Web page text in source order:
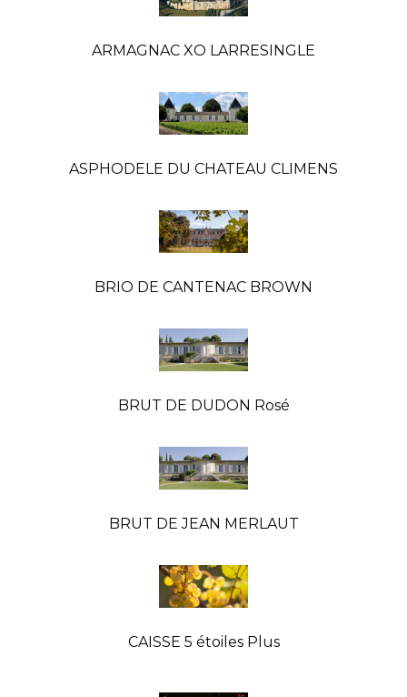
ARMAGNAC XO LARRESINGLE
ASPHODELE DU CHATEAU CLIMENS
BRIO DE CANTENAC BROWN
BRUT DE DUDON Rosé
BRUT DE JEAN MERLAUT
CAISSE 5 étoiles Plus